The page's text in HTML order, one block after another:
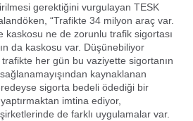
gerektiğini vurgulayan TESK
“Trafikte 34 milyon araç var.
kaskosu ne de zorunlu trafik sigortası
da kaskosu var. Düşünebiliyor
her gün bu vaziyette sigortanın
kaynaklanan
sigorta bedeli ödediği bir
imtina ediyor,
de farklı uygulamalar var.